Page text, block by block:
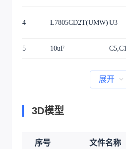
4 L7805CD2T(UMW) U3
5 10uF C5,C1
展开
3D模型
序号 文件名称